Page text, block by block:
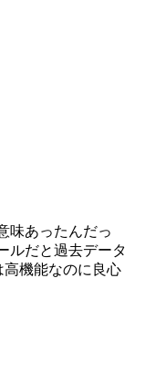
味あったんだっ
ルだと過去データ
高機能なのに良心